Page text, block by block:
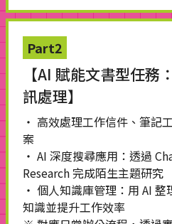
Part2
【AI 賦能文書型任務
訊處理】
・ 高效處理工作信件、筆記
案
・ AI 深度搜尋應用：透過
Research 完成陌生主題研究
・ 個人知識庫管理：用 AI
知識並提升工作效率